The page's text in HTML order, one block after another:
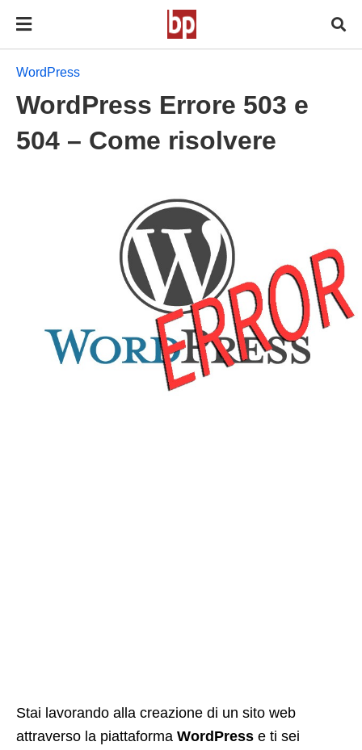
WordPress
WordPress Errore 503 e
504 – Come risolvere
Stai lavorando alla creazione di un sito web
attraverso la piattaforma WordPress e ti sei